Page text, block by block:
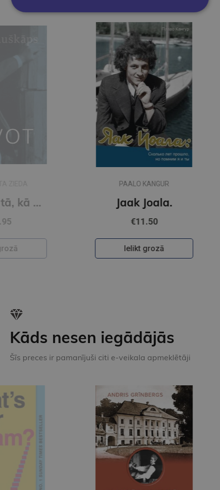
nav. Kārlis Auškāps
PAALO KANGUR
Jaak Joala.
Ielikt grozā
Kāds nesen iegādājās
Šīs preces ir pamanījuši citi e-veikala apmeklētāji